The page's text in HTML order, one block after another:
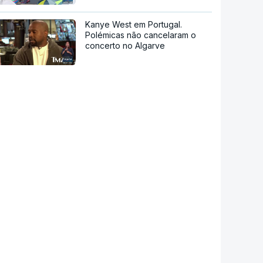
Kanye West em Portugal.
Polémicas não cancelaram o
concerto no Algarve